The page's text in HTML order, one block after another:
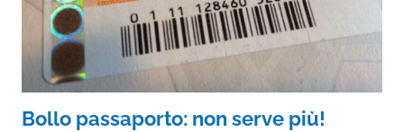
Bollo passaporto: non serve più!